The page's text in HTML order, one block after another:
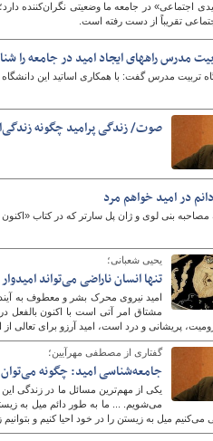
اجتماعی» در جامعه ما وضعیتی نگران‌کننده
تقریباً از دست رفته است.
مدرس راههای ایجاد امید در جامعه را
تربیت مدرس گفت: با همکاری اساتید این دانشگاه
صوت/ زندگی پرامید چگونه
در امید خواهم مرد
بنی لوی و ژان پل سارتر که در کتاب «اکنون
یحیی شعبانی؛
تنها انسان ناراضی می‌تواند
امید نیروی محرک بشر و معطوف به
مشتاق امر آتی است با اکنون بالفعل
پریشانی و درد است، امید آرزو برای تعالی از
گفتاری از مصطفی مهرآیین؛
جامعه‌شناسی امید: چگونه
یکی از مهم‌ترین مسائل ما در زندگی این
می‌شویم. ... ما به طور دائم میل به
می‌کنیم میل به زیستن را در خود احیا کنیم و